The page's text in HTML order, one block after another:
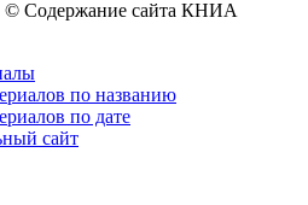
© Содержание сайта КНИА
по названию
по дате
сайт